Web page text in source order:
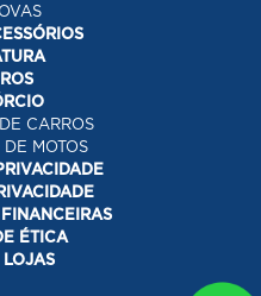
CARROS
MOTOS
FINANCEIRAS
ÉTICA
LOJAS